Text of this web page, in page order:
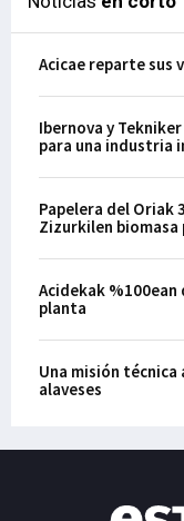
Acicae reparte sus
Ibernova y
para una industria
Papelera del Oriak
Zizurkilen
Acidekak
planta
Una misión
alaveses